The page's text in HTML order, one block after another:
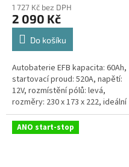
nové (nepovinné)
1 727 Kč bez DPH
2 090 Kč
Do košíku
Autobaterie EFB kapacita: 60Ah,
startovací proud: 520A, napětí:
12V, rozmístění pólů: levá,
rozměry: 230 x 173 x 222, ideální
řešení pro vozidla se systémem
Start-Stop nebo se...
ANO start-stop